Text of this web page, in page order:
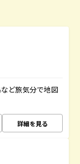
ど旅気分で地図
詳細を見る